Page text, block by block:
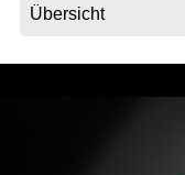
Über KORG